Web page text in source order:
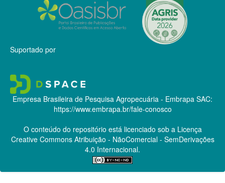
Suportado por
Empresa Brasileira de Pesquisa Agropecuária - Embrapa SAC:
https://www.embrapa.br/fale-conosco
O conteúdo do repositório está licenciado sob a Licença
Creative CommonsAtribuição - NãoComercial - SemDerivações
4.0 Internacional.